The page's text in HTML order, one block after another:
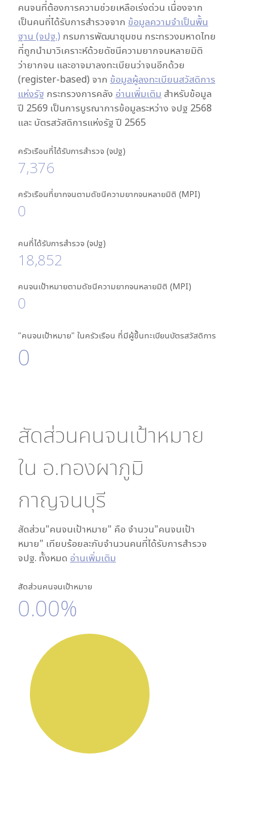
คนจนที่ต้องการความช่วยเหลือเร่งด่วน เนื่องจาก
เป็นคนที่ได้รับการสำรวจจาก ข้อมูลความจำเป็นพื้น
ฐาน (จปฐ.) กรมการพัฒนาชุมชน กระทรวงมหาดไทย
ที่ถูกนำมาวิเคราะห์ด้วยดัชนีความยากจนหลายมิติ
ว่ายากจน และอาจมาลงทะเบียนว่าจนอีกด้วย
(register-based) จาก ข้อมูลผู้ลงทะเบียนสวัสดิการ
แห่งรัฐ กระทรวงการคลัง อ่านเพิ่มเติม สำหรับข้อมูล
ปี 2569 เป็นการบูรณาการข้อมูลระหว่าง จปฐ 2568
และ บัตรสวัสดิการแห่งรัฐ ปี 2565
ครัวเรือนที่ได้รับการสำรวจ (จปฐ)
7,376
ครัวเรือนที่ยากจนตามดัชนีความยากจนหลายมิติ (MPI)
0
คนที่ได้รับการสำรวจ (จปฐ)
18,852
คนจนเป้าหมายตามดัชนีความยากจนหลายมิติ (MPI)
0
"คนจนเป้าหมาย" ในครัวเรือน ที่มีผู้ขึ้นทะเบียนบัตรสวัสดิการ
0
สัดส่วนคนจนเป้าหมาย
ใน อ.ทองผาภูมิ
กาญจนบุรี
สัดส่วน"คนจนเป้าหมาย" คือ จำนวน"คนจนเป้า
หมาย" เทียบร้อยละกับจำนวนคนที่ได้รับการสำรวจ
จปฐ. ทั้งหมด อ่านเพิ่มเติม
สัดส่วนคนจนเป้าหมาย
0.00%